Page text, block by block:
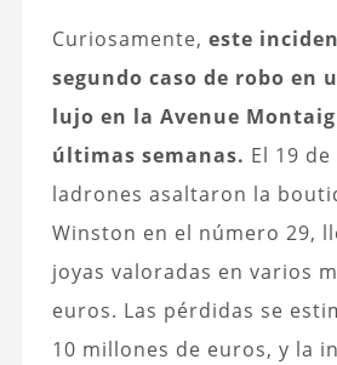
Curiosamente, este
segundo caso de robo en
lujo en la Avenue
últimas semanas. El 19
ladrones asaltaron la
Winston en el número 29,
joyas valoradas en varios
euros. Las pérdidas se
10 millones de euros, y la